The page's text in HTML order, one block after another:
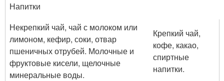
Напитки
Некрепкий чай, чай с молоком или
лимоном, кефир, соки, отвар
пшеничных отрубей. Молочные и
фруктовые кисели, щелочные
минеральные воды.
Крепкий чай,
кофе, какао,
спиртные
напитки.